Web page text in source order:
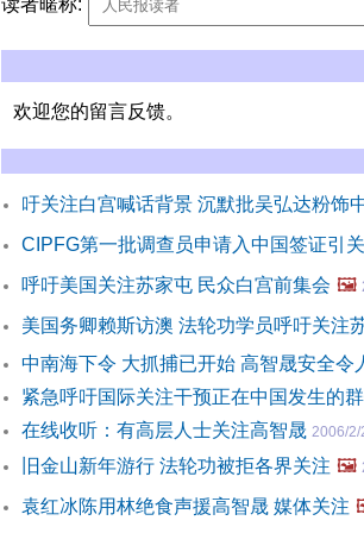
读者暱称:
欢迎您的留言反馈。
吁关注白宫喊话背景 沉默批吴弘达粉饰
CIPFG第一批调查员申请入中国签证引
呼吁美国关注苏家屯 民众白宫前集会 🖼️
美国务卿赖斯访澳 法轮功学员呼吁关注
中南海下令 大抓捕已开始 高智晟安全令
紧急呼吁国际关注干预正在中国发生的
在线收听：有高层人士关注高智晟 2006/2/
旧金山新年游行 法轮功被拒各界关注 🖼️
袁红冰陈用林绝食声援高智晟 媒体关注